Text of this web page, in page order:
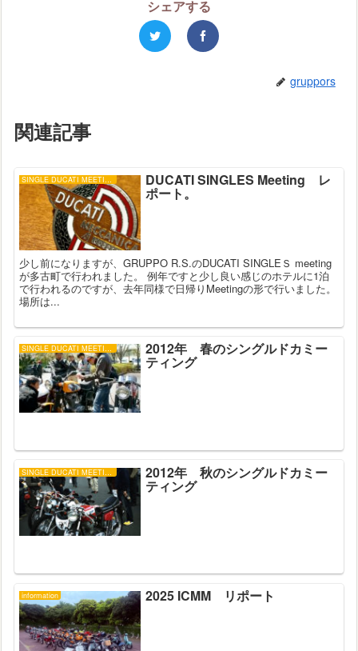
シェアする
gruppors
関連記事
SINGLE DUCATI MEETING DUCATI SINGLES Meeting レ
ポート。
少し前になりますが、GRUPPO R.S.のDUCATI SINGLEＳ meeting
が多古町で行われました。 例年ですと少し良い感じのホテルに1泊
で行われるのですが、去年同様で日帰りMeetingの形で行いました。
場所は...
SINGLE DUCATI MEETING 2012年 春のシングルドカミー
ティング
2012年 秋のシングルドカミー
ティング
information 2025 ICMM リポート